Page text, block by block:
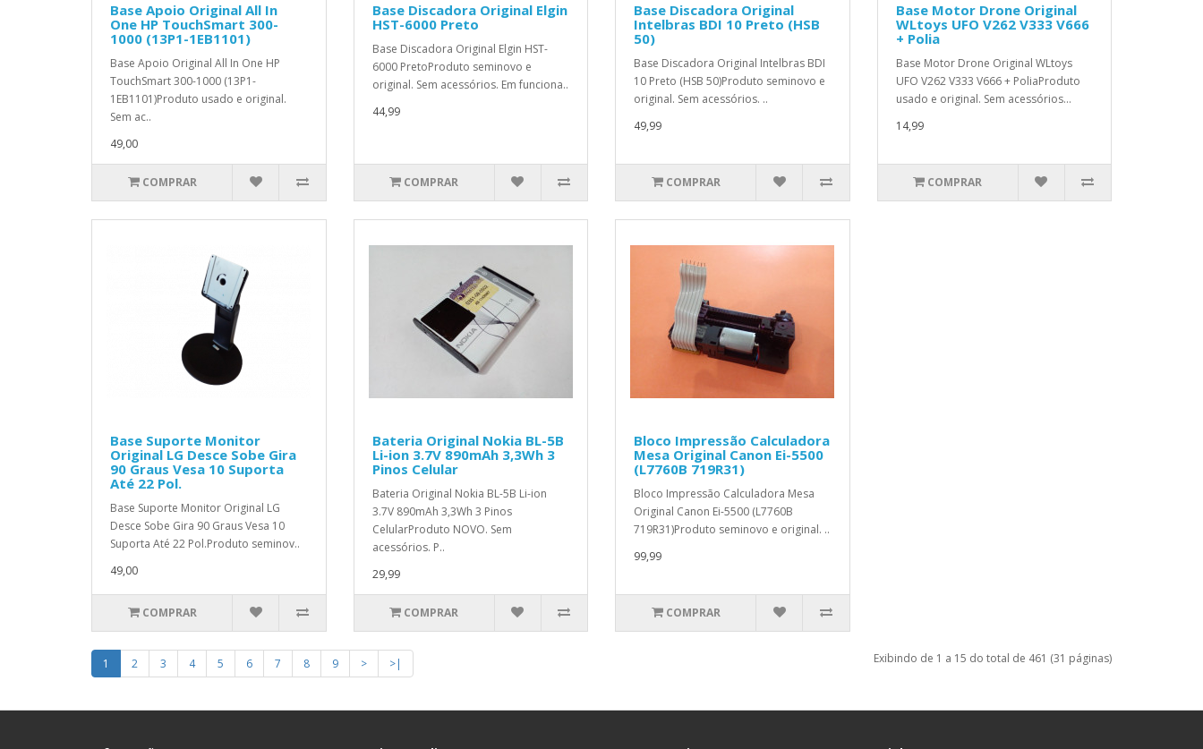
Base Apoio Original All In
One HP TouchSmart 300-
1000 (13P1-1EB1101)
Base Apoio Original All In One HP
TouchSmart 300-1000 (13P1-
1EB1101)Produto usado e original.
Sem ac..
49,00
COMPRAR
Base Discadora Original Elgin
HST-6000 Preto
Base Discadora Original Elgin HST-
6000 PretoProduto seminovo e
original. Sem acessórios. Em funciona..
44,99
COMPRAR
Base Discadora Original
Intelbras BDI 10 Preto (HSB
50)
Base Discadora Original Intelbras BDI
10 Preto (HSB 50)Produto seminovo e
original. Sem acessórios. ..
49,99
COMPRAR
Base Motor Drone Original
WLtoys UFO V262 V333 V666
+ Polia
Base Motor Drone Original WLtoys
UFO V262 V333 V666 + PoliaProduto
usado e original. Sem acessórios...
14,99
COMPRAR
Base Suporte Monitor
Original LG Desce Sobe Gira
90 Graus Vesa 10 Suporta
Até 22 Pol.
Base Suporte Monitor Original LG
Desce Sobe Gira 90 Graus Vesa 10
Suporta Até 22 Pol.Produto seminov..
49,00
COMPRAR
Bateria Original Nokia BL-5B
Li-ion 3.7V 890mAh 3,3Wh 3
Pinos Celular
Bateria Original Nokia BL-5B Li-ion
3.7V 890mAh 3,3Wh 3 Pinos
CelularProduto NOVO. Sem
acessórios. P..
29,99
COMPRAR
Bloco Impressão Calculadora
Mesa Original Canon Ei-5500
(L7760B 719R31)
Bloco Impressão Calculadora Mesa
Original Canon Ei-5500 (L7760B
719R31)Produto seminovo e original. ..
99,99
COMPRAR
1 2 3 4 5 6 7 8 9 > >| Exibindo de 1 a 15 do total de 461 (31 páginas)